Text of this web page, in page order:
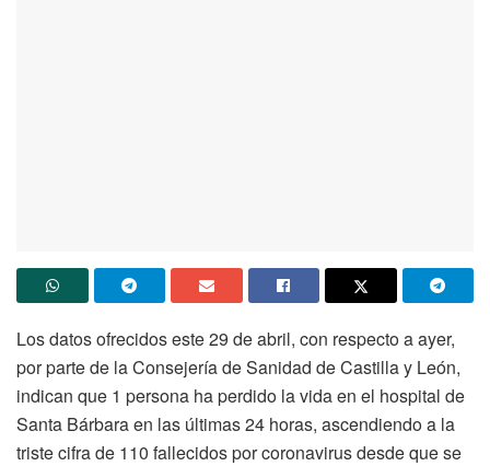
Los datos ofrecidos este 29 de abril, con respecto a ayer,
por parte de la Consejería de Sanidad de Castilla y León,
indican que 1 persona ha perdido la vida en el hospital de
Santa Bárbara en las últimas 24 horas, ascendiendo a la
triste cifra de 110 fallecidos por coronavirus desde que se